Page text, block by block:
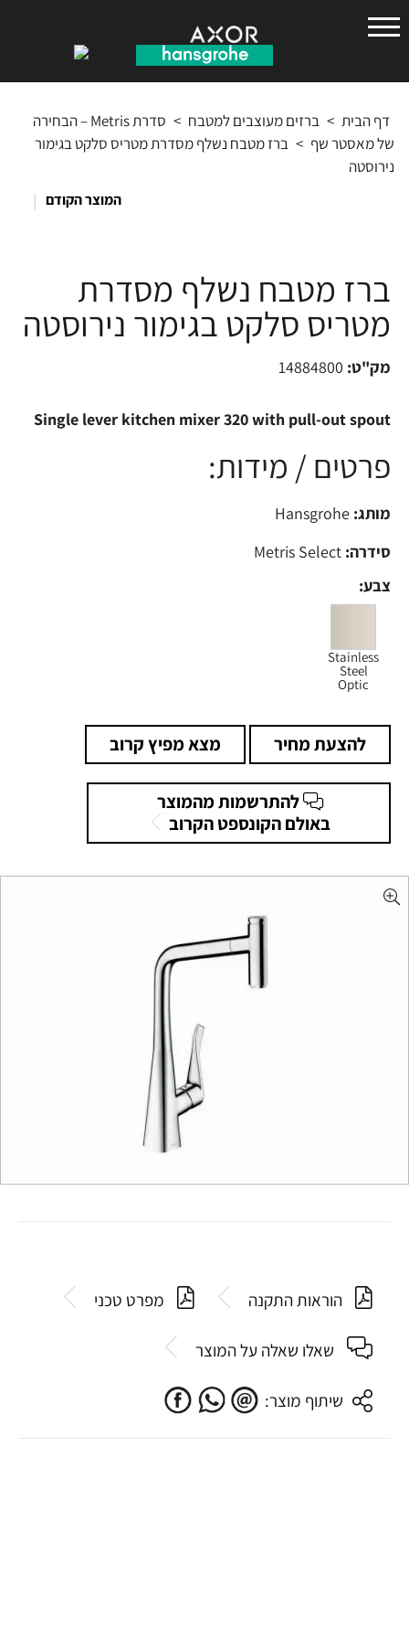
גרואה
דף הבית > ברזים מעוצבים למטבח >
סדרת Metris – הבחירה
של מאסטר שף > ברז מטבח נשלף מסדרת מטריס סלקט בגימור
נירוסטה
המוצר הקודם |
ברז מטבח נשלף מסדרת
מטריס סלקט בגימור נירוסטה
מק"ט: 14884800
Single lever kitchen mixer 320 with pull-out spout
פרטים / מידות:
מותג:
סידרה:
צבע:
Stainless
Steel
Optic
להצעת מחיר מצא מפיץ קרוב
להתרשמות מהמוצר
באולם הקונספט הקרוב
הוראות התקנה מפרט טכני
שאלו שאלה על המוצר
שיתוף מוצר: